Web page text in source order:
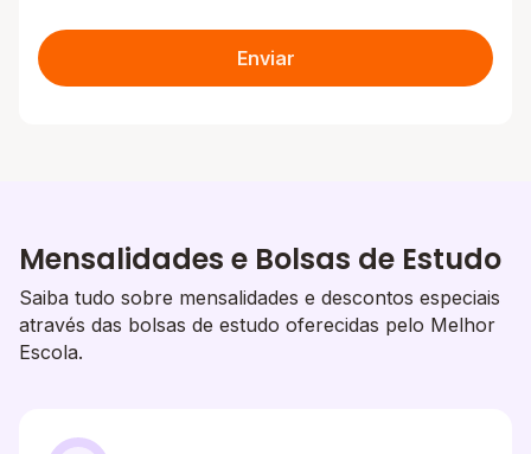
Enviar
Mensalidades e Bolsas de Estudo
Saiba tudo sobre mensalidades e descontos especiais
através das bolsas de estudo oferecidas pelo Melhor
Escola.